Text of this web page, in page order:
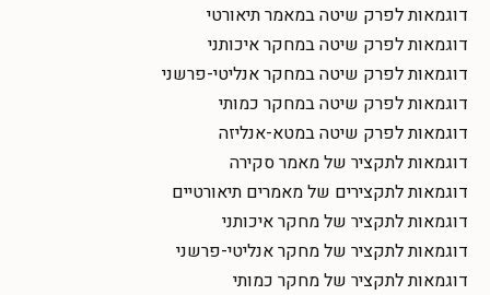
דוגמאות לפרק שיטה במאמר תיאורטי
דוגמאות לפרק שיטה במחקר איכותני
דוגמאות לפרק שיטה במחקר אנליטי-פרשני
דוגמאות לפרק שיטה במחקר כמותי
דוגמאות לפרק שיטה במטא-אנליזה
דוגמאות לתקציר של מאמר סקירה
דוגמאות לתקצירים של מאמרים תיאורטיים
דוגמאות לתקציר של מחקר איכותני
דוגמאות לתקציר של מחקר אנליטי-פרשני
דוגמאות לתקציר של מחקר כמותי